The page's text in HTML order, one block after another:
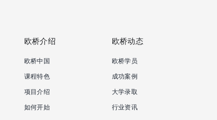
欧桥介绍
欧桥中国
课程特色
项目介绍
如何开始
欧桥动态
欧桥学员
成功案例
大学录取
行业资讯